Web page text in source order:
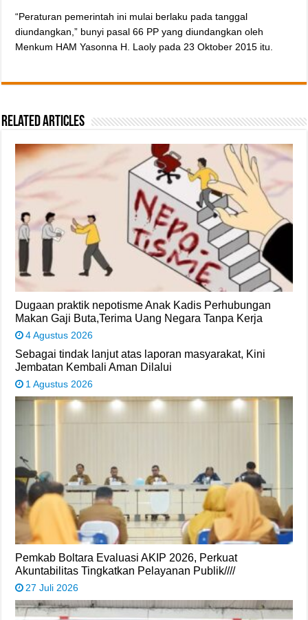
“Peraturan pemerintah ini mulai berlaku pada tanggal
diundangkan,” bunyi pasal 66 PP yang diundangkan oleh
Menkum HAM Yasonna H. Laoly pada 23 Oktober 2015 itu.
Related Articles
Dugaan praktik nepotisme Anak Kadis Perhubungan
Makan Gaji Buta,Terima Uang Negara Tanpa Kerja
4 Agustus 2026
Sebagai tindak lanjut atas laporan masyarakat, Kini
Jembatan Kembali Aman Dilalui
1 Agustus 2026
Pemkab Boltara Evaluasi AKIP 2026, Perkuat
Akuntabilitas Tingkatkan Pelayanan Publik////
27 Juli 2026